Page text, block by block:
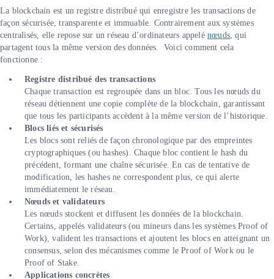
La blockchain est un registre distribué qui enregistre les transactions de
façon sécurisée, transparente et immuable. Contrairement aux systèmes
centralisés, elle repose sur un réseau d’ordinateurs appelénœuds , qui
partagent tous la même version des données. Voici comment cela
fonctionne :
Registre distribué des transactions
Chaque transaction est regroupée dans un bloc. Tous les nœuds du
réseau détiennent une copie complète de la blockchain, garantissant
que tous les participants accèdent à la même version de l’historique.
Blocs liés et sécurisés
Les blocs sont reliés de façon chronologique par des empreintes
cryptographiques (ou hashes). Chaque bloc contient le hash du
précédent, formant une chaîne sécurisée. En cas de tentative de
modification, les hashes ne correspondent plus, ce qui alerte
immédiatement le réseau.
Nœuds et validateurs
Les nœuds stockent et diffusent les données de la blockchain.
Certains, appelés validateurs (ou mineurs dans les systèmes Proof of
Work), valident les transactions et ajoutent les blocs en atteignant un
consensus, selon des mécanismes comme le Proof of Work ou le
Proof of Stake.
Applications concrètes